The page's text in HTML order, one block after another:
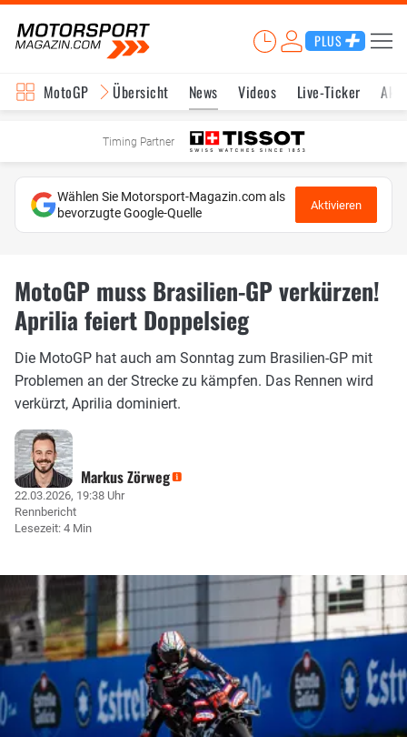
PLUS
MotoGP Übersicht News Videos Live-Ticker
Timing Partner
Wählen Sie Motorsport-Magazin.com als
bevorzugte Google-Quelle
Aktivieren
MotoGP muss Brasilien-GP verkürzen!
Aprilia feiert Doppelsieg
Die MotoGP hat auch am Sonntag zum Brasilien-GP mit
Problemen an der Strecke zu kämpfen. Das Rennen wird
verkürzt, Aprilia dominiert.
Markus Zörweg
22.03.2026, 19:38 Uhr
Rennbericht
Lesezeit: 4 Min